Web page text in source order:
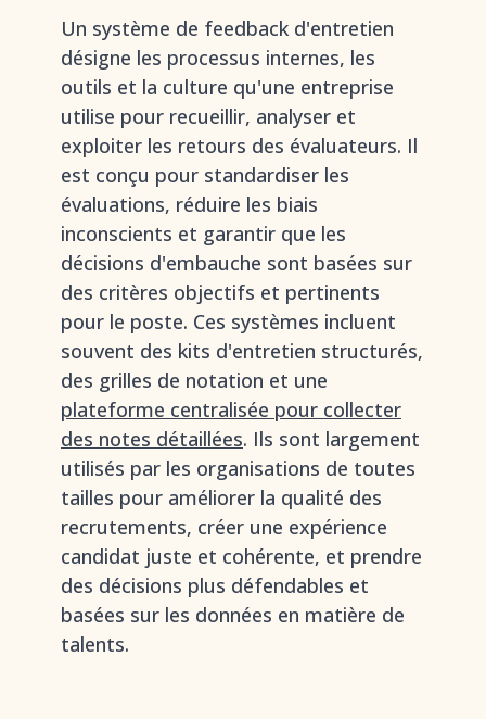
Un système de feedback d'entretien
désigne les processus internes, les
outils et la culture qu'une entreprise
utilise pour recueillir, analyser et
exploiter les retours des évaluateurs. Il
est conçu pour standardiser les
évaluations, réduire les biais
inconscients et garantir que les
décisions d'embauche sont basées sur
des critères objectifs et pertinents
pour le poste. Ces systèmes incluent
souvent des kits d'entretien structurés,
des grilles de notation et une
plateforme centralisée pour collecter
des notes détaillées. Ils sont largement
utilisés par les organisations de toutes
tailles pour améliorer la qualité des
recrutements, créer une expérience
candidat juste et cohérente, et prendre
des décisions plus défendables et
basées sur les données en matière de
talents.